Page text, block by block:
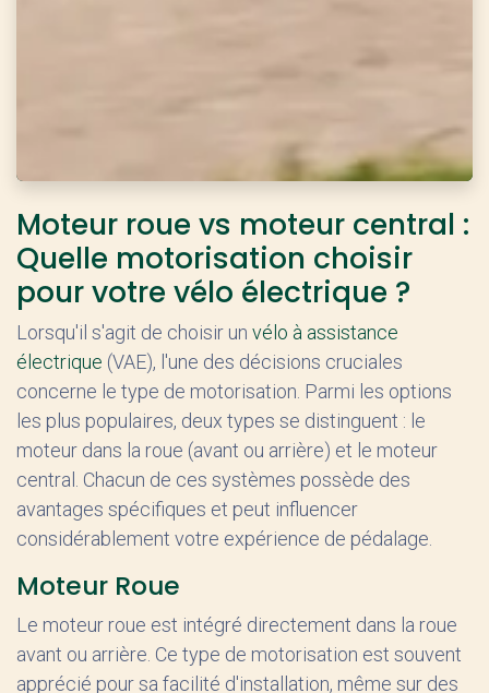
Moteur roue vs moteur central :
Quelle motorisation choisir
pour votre vélo électrique ?
Lorsqu'il s'agit de choisir un vélo à assistance
électrique (VAE), l'une des décisions cruciales
concerne le type de motorisation. Parmi les options
les plus populaires, deux types se distinguent : le
moteur dans la roue (avant ou arrière) et le moteur
central. Chacun de ces systèmes possède des
avantages spécifiques et peut influencer
considérablement votre expérience de pédalage.
Moteur Roue
Le moteur roue est intégré directement dans la roue
avant ou arrière. Ce type de motorisation est souvent
apprécié pour sa facilité d'installation, même sur des